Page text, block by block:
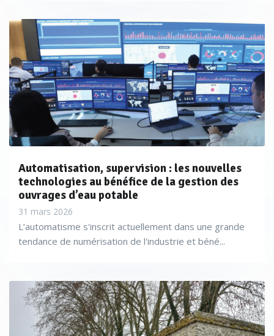
Automatisation, supervision : les nouvelles
technologies au bénéfice de la gestion des
ouvrages d’eau potable
31 mars 2026
L’automatisme s'inscrit actuellement dans une grande
tendance de numérisation de l'industrie et béné...